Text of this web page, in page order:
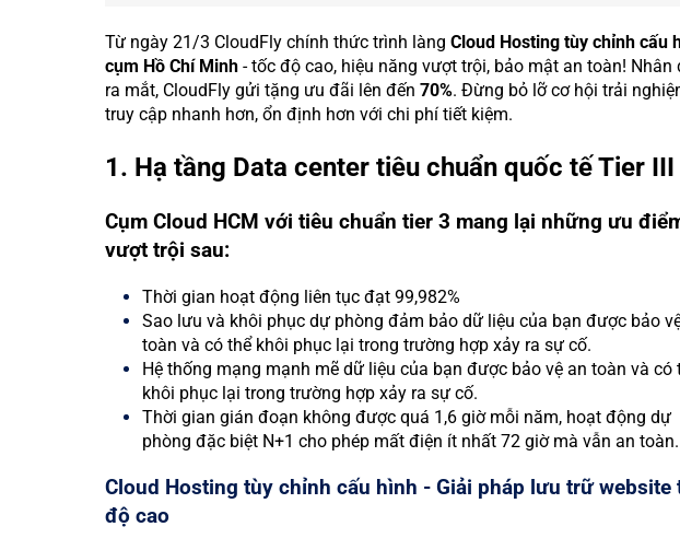
Từ ngày 21/3 CloudFly chính thức trình làng Cloud Hosting tùy chỉnh cấu
cụm Hồ Chí Minh- tốc độ cao, hiệu năng vượt trội, bảo mật an toàn! Nhân
ra mắt, CloudFly gửi tặng ưu đãi lên đến 70%. Đừng bỏ lỡ cơ hội trải
truy cập nhanh hơn, ổn định hơn với chi phí tiết kiệm.
1. Hạ tầng Data center tiêu chuẩn quốc tế Tier III
Cụm Cloud HCM với tiêu chuẩn tier 3 mang lại những ưu
vượt trội sau:
Thời gian hoạt động liên tục đạt 99,982%
Sao lưu và khôi phục dự phòng đảm bảo dữ liệu của bạn được bảo
toàn và có thể khôi phục lại trong trường hợp xảy ra sự cố.
Hệ thống mạng mạnh mẽ dữ liệu của bạn được bảo vệ an toàn và có
khôi phục lại trong trường hợp xảy ra sự cố.
Thời gian gián đoạn không được quá 1,6 giờ mỗi năm, hoạt động dự
phòng đặc biệt N+1 cho phép mất điện ít nhất 72 giờ mà vẫn an toàn.
Cloud Hosting tùy chỉnh cấu hình - Giải pháp lưu trữ website
độ cao